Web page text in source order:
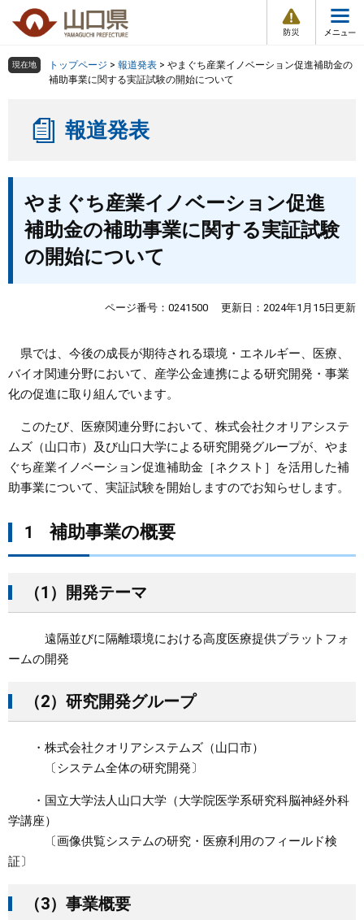
の
ー
情
メ
ュ
組織で探す
くらし・環境
健康・福祉
教育・文化・スポーツ
しごと・産業・観光
まちづくり
県政情報
検索の仕方 組織で探す
現在地 トップページ > 報道発表 > やまぐち産業イノベーション促進補助金の
補助事業に関する実証試験の開始について
報道発表
やまぐち産業イノベーション促進
補助金の補助事業に関する実証試験
の開始について
ページ番号：0241500 更新日：2024年1月15日更新
県では、今後の成長が期待される環境・エネルギー、医療、
バイオ関連分野において、産学公金連携による研究開発・事業
化の促進に取り組んでいます。
このたび、医療関連分野において、株式会社クオリアシステ
ムズ（山口市）及び山口大学による研究開発グループが、やま
ぐち産業イノベーション促進補助金［ネクスト］を活用した補
助事業について、実証試験を開始しますのでお知らせします。
1補助事業の概要​
（1）開発テーマ
遠隔並びに隔離環境における高度医療提供プラットフォ
ームの開発
（2）研究開発グループ
・株式会社クオリアシステムズ（山口市）
〔システム全体の研究開発〕
・国立大学法人山口大学（大学院医学系研究科脳神経外科
学講座）
〔画像供覧システムの研究・医療利用のフィールド検
証〕
（3）事業概要